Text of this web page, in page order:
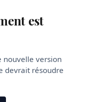
est
nouvelle version
devrait résoudre